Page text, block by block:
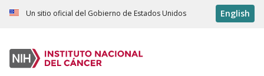
Un sitio oficial del Gobierno de Estados Unidos English